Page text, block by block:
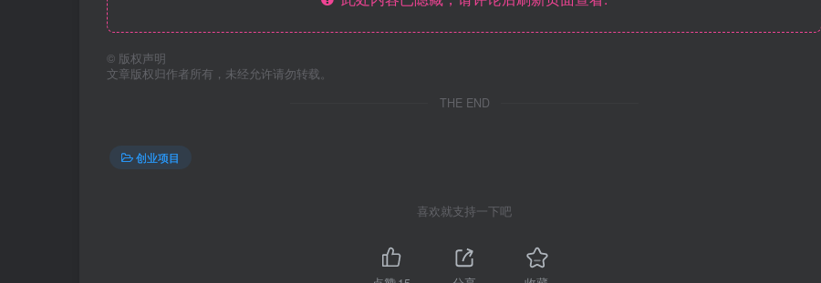
© 版权声明
文章版权归作者所有，未经允许请勿转载。
THE END
创业项目
喜欢就支持一下吧